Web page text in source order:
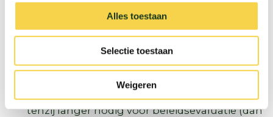
Alles toestaan
Selectie toestaan
Weigeren
Subsidie- en financiële gegevens: 7 jaar
(fiscale bewaarplicht).
Gegevens over trajecten en advies: niet langer
dan strikt nodig is om de doelen te realiseren
waarvoor jouw gegevens worden verzameld,
in ieder geval maximaal 5 jaar na afronding,
tenzij langer nodig voor beleidsevaluatie (dan